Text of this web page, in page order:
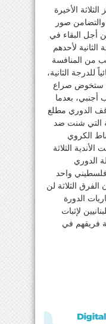
الأخيرة
صور
من أجل البقاء في
لأحدهم
من المنافسة
للدرجة الثانية،
ستخوض صراع
أجنبي، بعدما
الدوري مطلع
التي شنت ضد
الكروي
الثلاثة
الدوري
فلسطيني واحد
الفرق الثلاثة لن
الدورة
لإثبات
فريقهم في